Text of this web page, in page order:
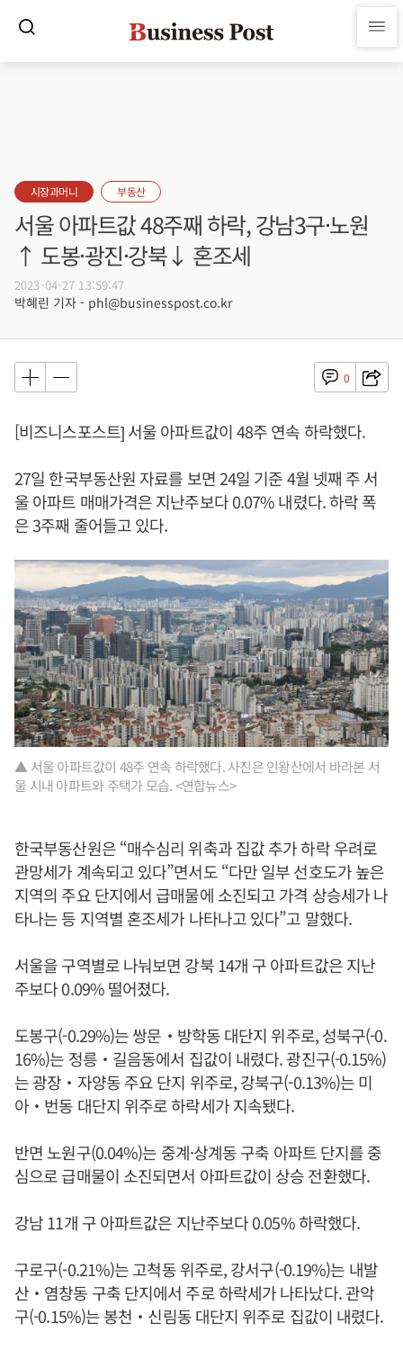
시장과머니 부동산
서울 아파트값 48주째 하락, 강남3구·노원
↑ 도봉·광진·강북↓ 혼조세
2023-04-27 13:59:47
박혜린 기자 - phl@businesspost.co.kr
0
[비즈니스포스트] 서울 아파트값이 48주 연속 하락했다.
27일 한국부동산원 자료를 보면 24일 기준 4월 넷째 주 서
울 아파트 매매가격은 지난주보다 0.07% 내렸다. 하락 폭
은 3주째 줄어들고 있다.
▲ 서울 아파트값이 48주 연속 하락했다. 사진은 인왕산에서 바라본 서
울 시내 아파트와 주택가 모습. <연합뉴스>
한국부동산원은 “매수심리 위축과 집값 추가 하락 우려로
관망세가 계속되고 있다”면서도 “다만 일부 선호도가 높은
지역의 주요 단지에서 급매물에 소진되고 가격 상승세가 나
타나는 등 지역별 혼조세가 나타나고 있다”고 말했다.
서울을 구역별로 나눠보면 강북 14개 구 아파트값은 지난
주보다 0.09% 떨어졌다.
도봉구(-0.29%)는 쌍문‧방학동 대단지 위주로, 성북구(-0.
16%)는 정릉‧길음동에서 집값이 내렸다. 광진구(-0.15%)
는 광장‧자양동 주요 단지 위주로, 강북구(-0.13%)는 미
아‧번동 대단지 위주로 하락세가 지속됐다.
반면 노원구(0.04%)는 중계·상계동 구축 아파트 단지를 중
심으로 급매물이 소진되면서 아파트값이 상승 전환했다.
강남 11개 구 아파트값은 지난주보다 0.05% 하락했다.
구로구(-0.21%)는 고척동 위주로, 강서구(-0.19%)는 내발
산‧염창동 구축 단지에서 주로 하락세가 나타났다. 관악
구(-0.15%)는 봉천‧신림동 대단지 위주로 집값이 내렸다.